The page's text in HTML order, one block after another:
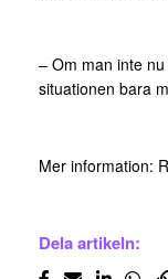
– Om man inte
situationen bara
Mer information:
Dela artikeln: